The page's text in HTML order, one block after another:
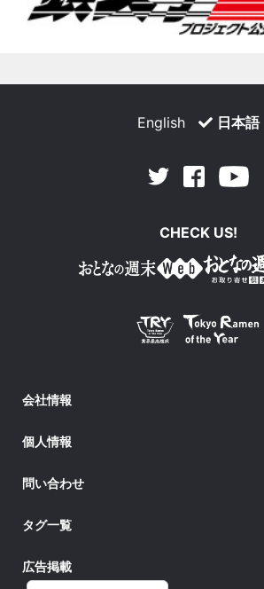
English 日本語
Twitter Facebook
CHECK US!
会社情報
個人情報
問い合わせ
タグ一覧
広告掲載